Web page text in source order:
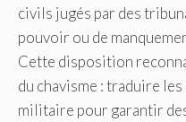
civils jugés par des
pouvoir ou de
Cette disposition
du chavisme : traduire
militaire pour garantir